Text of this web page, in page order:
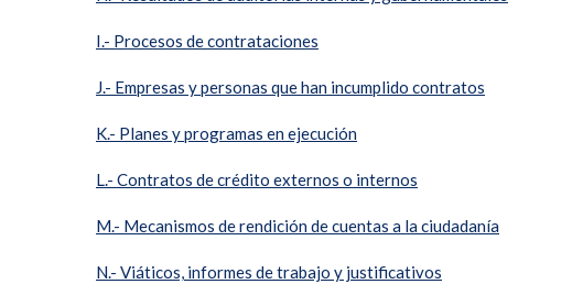
I.- Procesos de contrataciones
J.- Empresas y personas que han incumplido contratos
K.- Planes y programas en ejecución
L.- Contratos de crédito externos o internos
M.- Mecanismos de rendición de cuentas a la ciudadanía
N.- Viáticos, informes de trabajo y justificativos